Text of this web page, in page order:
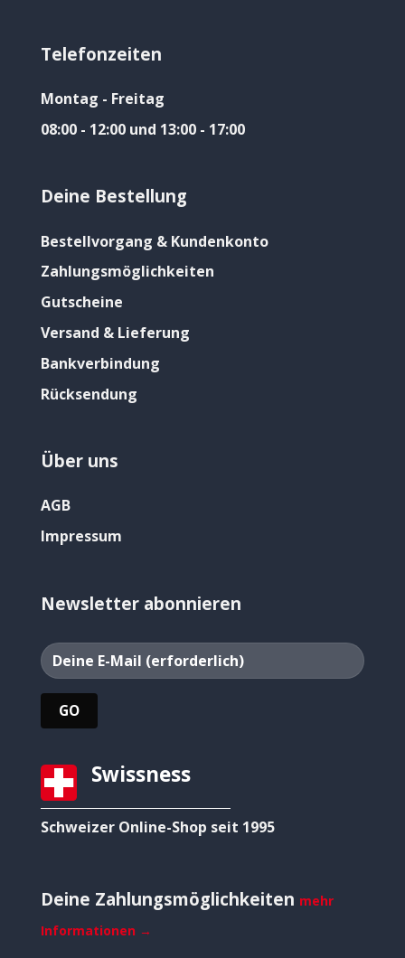
Telefonzeiten
Montag - Freitag
08:00 - 12:00 und 13:00 - 17:00
Deine Bestellung
Bestellvorgang & Kundenkonto
Zahlungsmöglichkeiten
Gutscheine
Versand & Lieferung
Bankverbindung
Rücksendung
Über uns
AGB
Impressum
Newsletter abonnieren
Swissness
Schweizer Online-Shop seit 1995
Deine Zahlungsmöglichkeiten mehr
Informationen →